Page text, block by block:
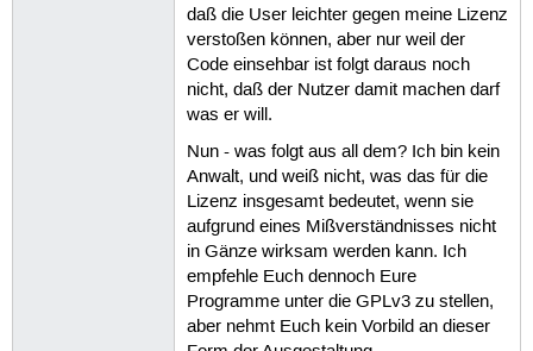
daß die User leichter gegen meine Lizenz
verstoßen können, aber nur weil der
Code einsehbar ist folgt daraus noch
nicht, daß der Nutzer damit machen darf
was er will.
Nun - was folgt aus all dem? Ich bin kein
Anwalt, und weiß nicht, was das für die
Lizenz insgesamt bedeutet, wenn sie
aufgrund eines Mißverständnisses nicht
in Gänze wirksam werden kann. Ich
empfehle Euch dennoch Eure
Programme unter die GPLv3 zu stellen,
aber nehmt Euch kein Vorbild an dieser